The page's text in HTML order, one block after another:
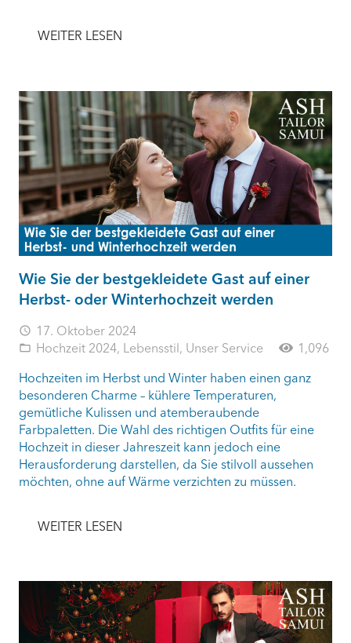
WEITER LESEN
Wie Sie der bestgekleidete Gast auf einer
Herbst- oder Winterhochzeit werden
access_time 17. Oktober 2024
folder_open Hochzeit 2024, Lebensstil, Unser Service
1,096
Hochzeiten im Herbst und Winter haben einen ganz
besonderen Charme – kühlere Temperaturen,
gemütliche Kulissen und atemberaubende
Farbpaletten. Die Wahl des richtigen Outfits für eine
Hochzeit in dieser Jahreszeit kann jedoch eine
Herausforderung darstellen, da Sie stilvoll aussehen
möchten, ohne auf Wärme verzichten zu müssen.
WEITER LESEN